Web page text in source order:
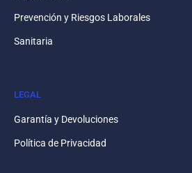
Prevención y Riesgos Laborales
Sanitaria
LEGAL
Garantía y Devoluciones
Política de Privacidad